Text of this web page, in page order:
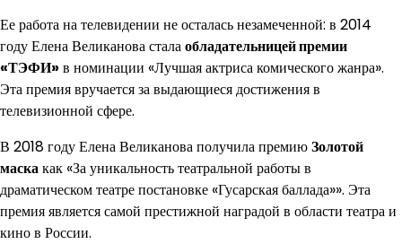
Ее работа на телевидении не осталась незамеченной: в 2014
году Елена Великанова сталаобладательницей премии
«ТЭФИ» в номинации «Лучшая актриса комического жанра».
Эта премия вручается за выдающиеся достижения в
телевизионной сфере.
В 2018 году Елена Великанова получила премиюЗолотой
маскакак «За уникальность театральной работы в
драматическом театре постановке «Гусарская баллада»». Эта
премия является самой престижной наградой в области театра и
кино в России.